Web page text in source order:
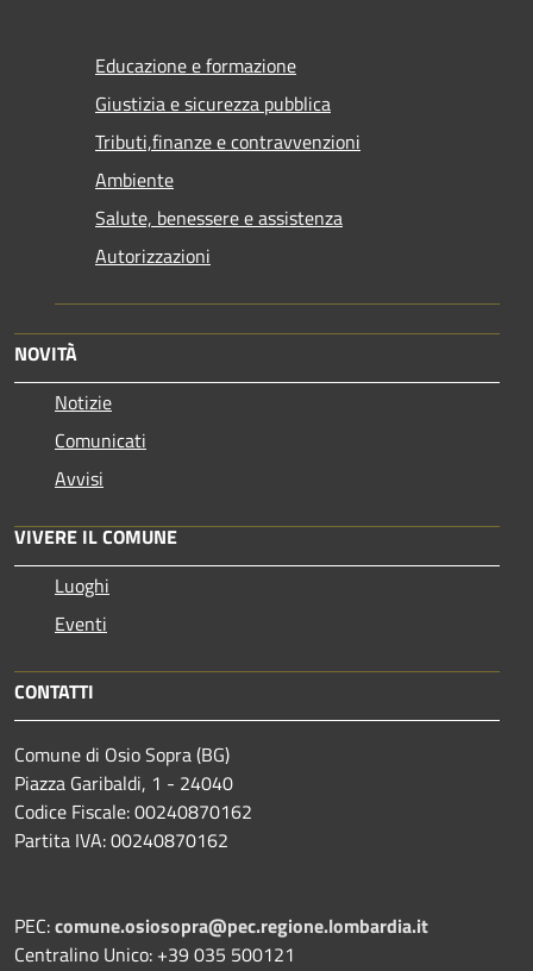
Educazione e formazione
Giustizia e sicurezza pubblica
Tributi,finanze e contravvenzioni
Ambiente
Salute, benessere e assistenza
Autorizzazioni
NOVITÀ
Notizie
Comunicati
Avvisi
VIVERE IL COMUNE
Luoghi
Eventi
CONTATTI
Comune di Osio Sopra (BG)
Piazza Garibaldi, 1 - 24040
Codice Fiscale: 00240870162
Partita IVA: 00240870162
PEC:comune.osiosopra@pec.regione.lombardia.it
Centralino Unico: +39 035 500121